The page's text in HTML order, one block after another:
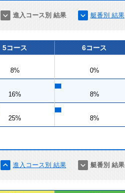
進入コース別 結果 艇番別 結果
5コース 6コース
8% 0%
16% 8%
25% 8%
進入コース別 結果 艇番別 結果